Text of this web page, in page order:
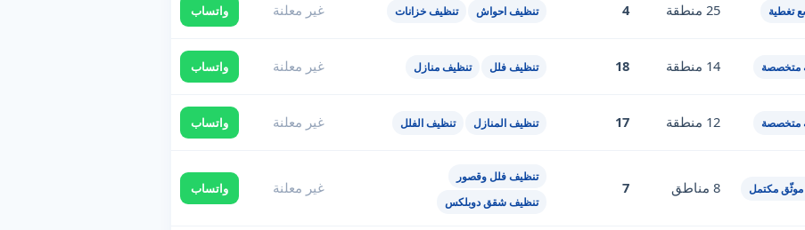
تغطية 25 منطقة 4 تنظيف احواش تنظيف خزانات غير معلنة واتساب
متخصصة 14 منطقة 18 تنظيف فلل تنظيف منازل غير معلنة واتساب
متخصصة 12 منطقة 17 تنظيف المنازل تنظيف الفلل غير معلنة واتساب
مكتمل 8 مناطق 7
تنظيف فلل وقصور
تنظيف شقق دوبلكس
غير معلنة واتساب